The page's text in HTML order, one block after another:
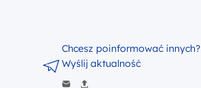
Chcesz poinformować innych?
Wyślij aktualność